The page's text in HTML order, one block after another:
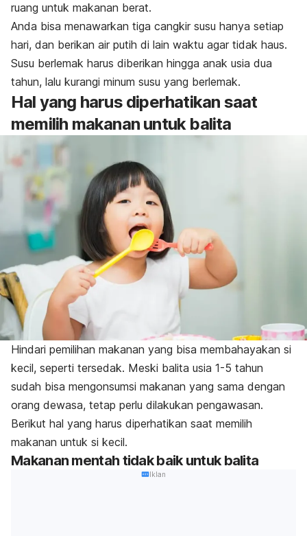
ruang untuk makanan berat.
Anda bisa menawarkan tiga cangkir susu hanya setiap
hari, dan berikan air putih di lain waktu agar tidak haus.
Susu berlemak harus diberikan hingga anak usia dua
tahun, lalu kurangi minum susu yang berlemak.
Hal yang harus diperhatikan saat
memilih makanan untuk balita
Hindari pemilihan makanan yang bisa membahayakan si
kecil, seperti tersedak. Meski balita usia 1-5 tahun
sudah bisa mengonsumsi makanan yang sama dengan
orang dewasa, tetap perlu dilakukan pengawasan.
Berikut hal yang harus diperhatikan saat memilih
makanan untuk si kecil.
Makanan mentah tidak baik untuk balita
Iklan